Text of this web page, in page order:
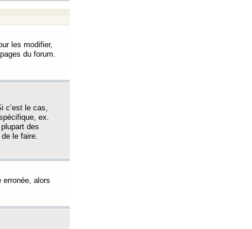
les modifier,
du forum.
c’est le cas,
ex.
des
le faire.
erronée, alors